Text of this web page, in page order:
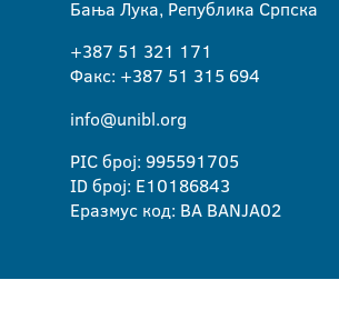
Бања Лука, Република Српска
+387 51 321 171
Факс: +387 51 315 694
info@unibl.org
PIC број: 995591705
ID број: E10186843
Еразмус код: BA BANJA02